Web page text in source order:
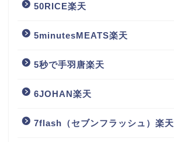
50RICE楽天
5minutesMEATS楽天
5秒で手羽唐楽天
6JOHAN楽天
7flash（セブンフラッシュ）楽天